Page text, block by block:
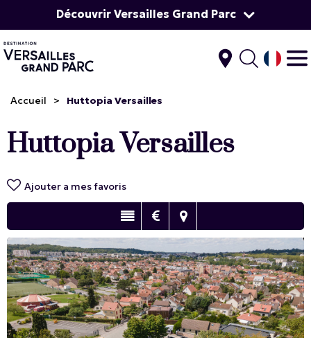
Découvrir Versailles Grand Parc
Accueil > Huttopia Versailles
Huttopia Versailles
Ajouter a mes favoris